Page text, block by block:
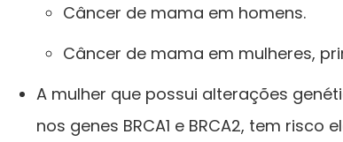
Câncer de mama em homens.
Câncer de mama em mulheres,
A mulher que possui alterações
nos genes BRCA1 e BRCA2, tem